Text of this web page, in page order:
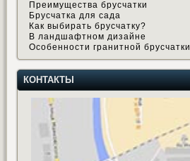
Преимущества брусчатки
Брусчатка для сада
Как выбирать брусчатку?
В ландшафтном дизайне
Особенности гранитной брусчатки
КОНТАКТЫ